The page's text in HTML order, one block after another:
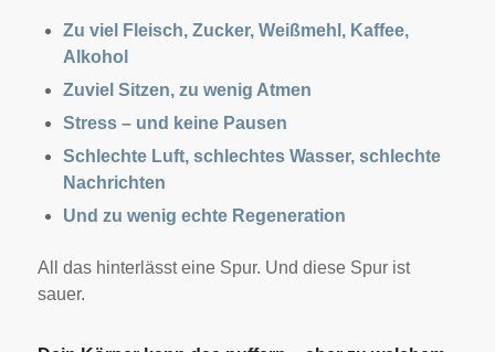
Zu viel Fleisch, Zucker, Weißmehl, Kaffee,
Alkohol
Zuviel Sitzen, zu wenig Atmen
Stress – und keine Pausen
Schlechte Luft, schlechtes Wasser, schlechte
Nachrichten
Und zu wenig echte Regeneration
All das hinterlässt eine Spur. Und diese Spur ist
sauer.